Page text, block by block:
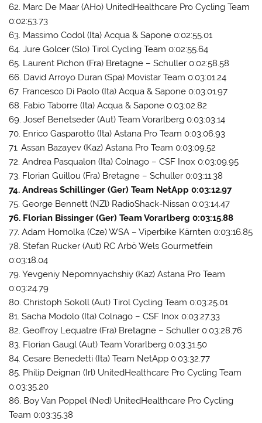
62. Marc De Maar (AHo) UnitedHealthcare Pro Cycling Team
0:02:53.73
63. Massimo Codol (Ita) Acqua & Sapone 0:02:55.01
64. Jure Golcer (Slo) Tirol Cycling Team 0:02:55.64
65. Laurent Pichon (Fra) Bretagne – Schuller 0:02:58.58
66. David Arroyo Duran (Spa) Movistar Team 0:03:01.24
67. Francesco Di Paolo (Ita) Acqua & Sapone 0:03:01.97
68. Fabio Taborre (Ita) Acqua & Sapone 0:03:02.82
69. Josef Benetseder (Aut) Team Vorarlberg 0:03:03.14
70. Enrico Gasparotto (Ita) Astana Pro Team 0:03:06.93
71. Assan Bazayev (Kaz) Astana Pro Team 0:03:09.52
72. Andrea Pasqualon (Ita) Colnago – CSF Inox 0:03:09.95
73. Florian Guillou (Fra) Bretagne – Schuller 0:03:11.38
74. Andreas Schillinger (Ger) Team NetApp 0:03:12.97
75. George Bennett (NZl) RadioShack-Nissan 0:03:14.47
76. Florian Bissinger (Ger) Team Vorarlberg 0:03:15.88
77. Adam Homolka (Cze) WSA – Viperbike Kärnten 0:03:16.85
78. Stefan Rucker (Aut) RC Arbö Wels Gourmetfein
0:03:18.04
79. Yevgeniy Nepomnyachshiy (Kaz) Astana Pro Team
0:03:24.79
80. Christoph Sokoll (Aut) Tirol Cycling Team 0:03:25.01
81. Sacha Modolo (Ita) Colnago – CSF Inox 0:03:27.33
82. Geoffroy Lequatre (Fra) Bretagne – Schuller 0:03:28.76
83. Florian Gaugl (Aut) Team Vorarlberg 0:03:31.50
84. Cesare Benedetti (Ita) Team NetApp 0:03:32.77
85. Philip Deignan (Irl) UnitedHealthcare Pro Cycling Team
0:03:35.20
86. Boy Van Poppel (Ned) UnitedHealthcare Pro Cycling
Team 0:03:35.38